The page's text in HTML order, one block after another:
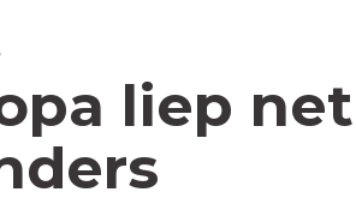
liep net